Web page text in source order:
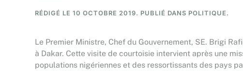
RÉDIGÉ LE 10 OCTOBRE 2019. PUBLIÉ DANS POLITIQUE.
Le Premier Ministre, Chef du Gouvernement, SE. Brigi
à Dakar. Cette visite de courtoisie intervient après une
populations nigériennes et des ressortissants des pays